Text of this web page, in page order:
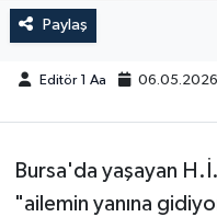
Paylaş
Editör 1 Aa 06.05.2026
Bursa'da yaşayan
"ailemin yanına